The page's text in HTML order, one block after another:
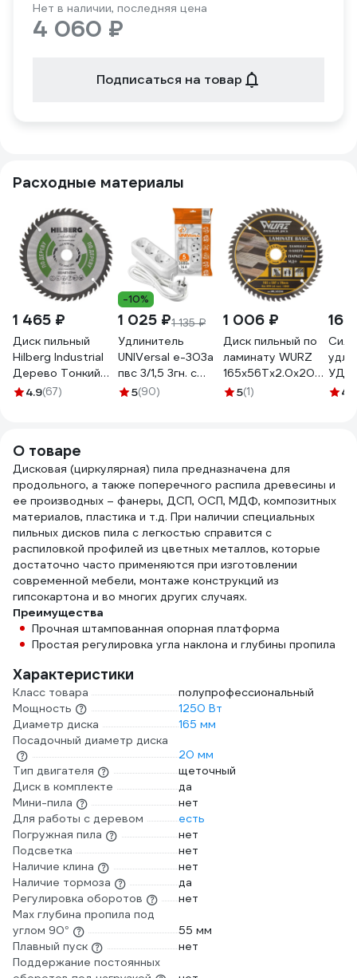
Нет в наличии, последняя цена
4 060 ₽
Подписаться на товар
Расходные материалы
1 465 ₽
Диск пильный
Hilberg Industrial
Дерево Тонкий
Рез 165x20x48Т
4.9(67)
-10%
1 025 ₽1 135 ₽
Удлинитель
UNIVersal е-303а
пвс 3/1,5 3гн. с
заземлением,
5(90)
1 006 ₽
Диск пильный по
ламинату WURZ
165х56Тх2.0х20мм
WL16556
5(1)
16
+
4.9
О товаре
Дисковая (циркулярная) пила предназначена для
продольного, а также поперечного распила древесины и
ее производных – фанеры, ДСП, ОСП, МДФ, композитных
материалов, пластика и т.д. При наличии специальных
пильных дисков пила с легкостью справится с
распиловкой профилей из цветных металлов, которые
достаточно часто применяются при изготовлении
современной мебели, монтаже конструкций из
гипсокартона и во многих других случаях.
Преимущества
Прочная штампованная опорная платформа
Простая регулировка угла наклона и глубины пропила
Характеристики
Класс товара
полупрофессиональный
Мощность
1250 Вт
Диаметр диска
165 мм
Посадочный диаметр диска
20 мм
Тип двигателя
щеточный
Диск в комплекте
да
Мини-пила
нет
Для работы с деревом
есть
Погружная пила
нет
Подсветка
нет
Наличие клина
нет
Наличие тормоза
да
Регулировка оборотов
нет
Max глубина пропила под
углом 90°
55 мм
Плавный пуск
нет
Поддержание постоянных